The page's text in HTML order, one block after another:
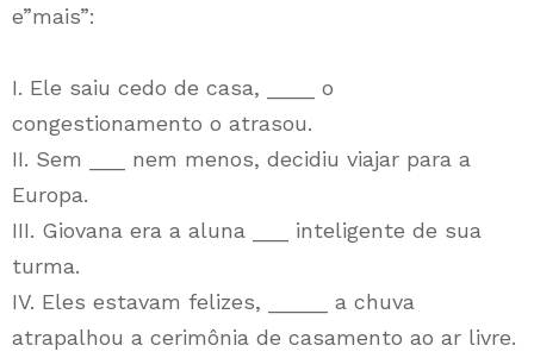
e”mais”:
I. Ele saiu cedo de casa, ____ o
congestionamento o atrasou.
II. Sem ___ nem menos, decidiu viajar para a
Europa.
III. Giovana era a aluna ___ inteligente de sua
turma.
IV. Eles estavam felizes, _____ a chuva
atrapalhou a cerimônia de casamento ao ar livre.